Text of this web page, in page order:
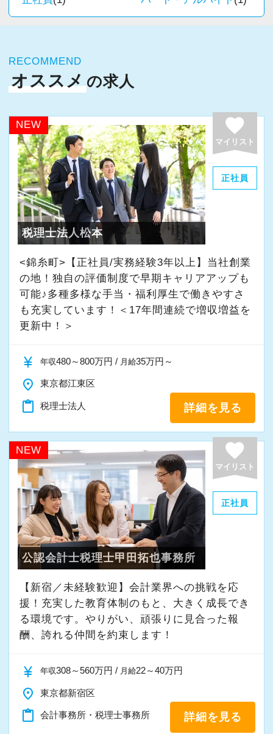
・キャリアアップ志向のある方
・資産税など専門性を高めたい方
・将来的にマネジメントに関わりたい方
・事前に気軽な面談を実施
・仕事内容やキャリアを相談可
・ざっくばらんに質問OK
・納得後に選考へ進めます
・入社時期は柔軟に対応
・半年～1年の調整も可能
「応募する」からお気軽にご連絡ください。
個人事務所ならではの自由な雰囲気で、気負い
なく業務に向かっています。
務を覚えていくことができます。
パソコン作業になりますので、目や脳が疲れた
ら、お茶やお菓子で糖分補給もしながら、作業
を進めています。
★入社後の仕事内容★
業務時間内は、事務所内スタッフともやりとり
して頂きながら、
完全在宅会計スタッフとして、会計業務全般を
お任せします。
【具体的な業務】
・記帳代行
・年末調整業務
・申告書作成補助
・決算業務
・Excelを使用した集計、Wordでの文書作成
・電話、メール対応
・その他付随する業務
これまでの会計事務所や経理経験を活かしてご
活躍いただけます。
また、経験やスキルに応じて徐々に担当する業
将来的には申告書レビューなど、専門性を高め
られる業務にも携わることが可能です。
どこでも通用する実務スキルを身につけなが
★
当事務所では、職員同士が協力しながら気持ち
RECOMMEND
オススメ の求人
NEW favorite
マイリスト
正社員
税理士法人松本
<錦糸町>【正社員/実務経験3年以上】当社創業
の地！独自の評価制度で早期キャリアアップも
可能♪多種多様な手当・福利厚生で働きやすさ
も充実しています！＜17年間連続で増収増益を
更新中！＞
currency_yen 年収480～800万円 / 月給35万円～
place 東京都江東区
content_paste 税理士法人 詳細を見る
NEW favorite
マイリスト
正社員
公認会計士税理士甲田拓也事務所
【新宿／未経験歓迎】会計業界への挑戦を応
援！充実した教育体制のもと、大きく成長でき
る環境です。やりがい、頑張りに見合った報
酬、誇れる仲間を約束します！
currency_yen 年収308～560万円 / 月給22～40万円
place 東京都新宿区
content_paste 会計事務所・税理士事務所 詳細を見る